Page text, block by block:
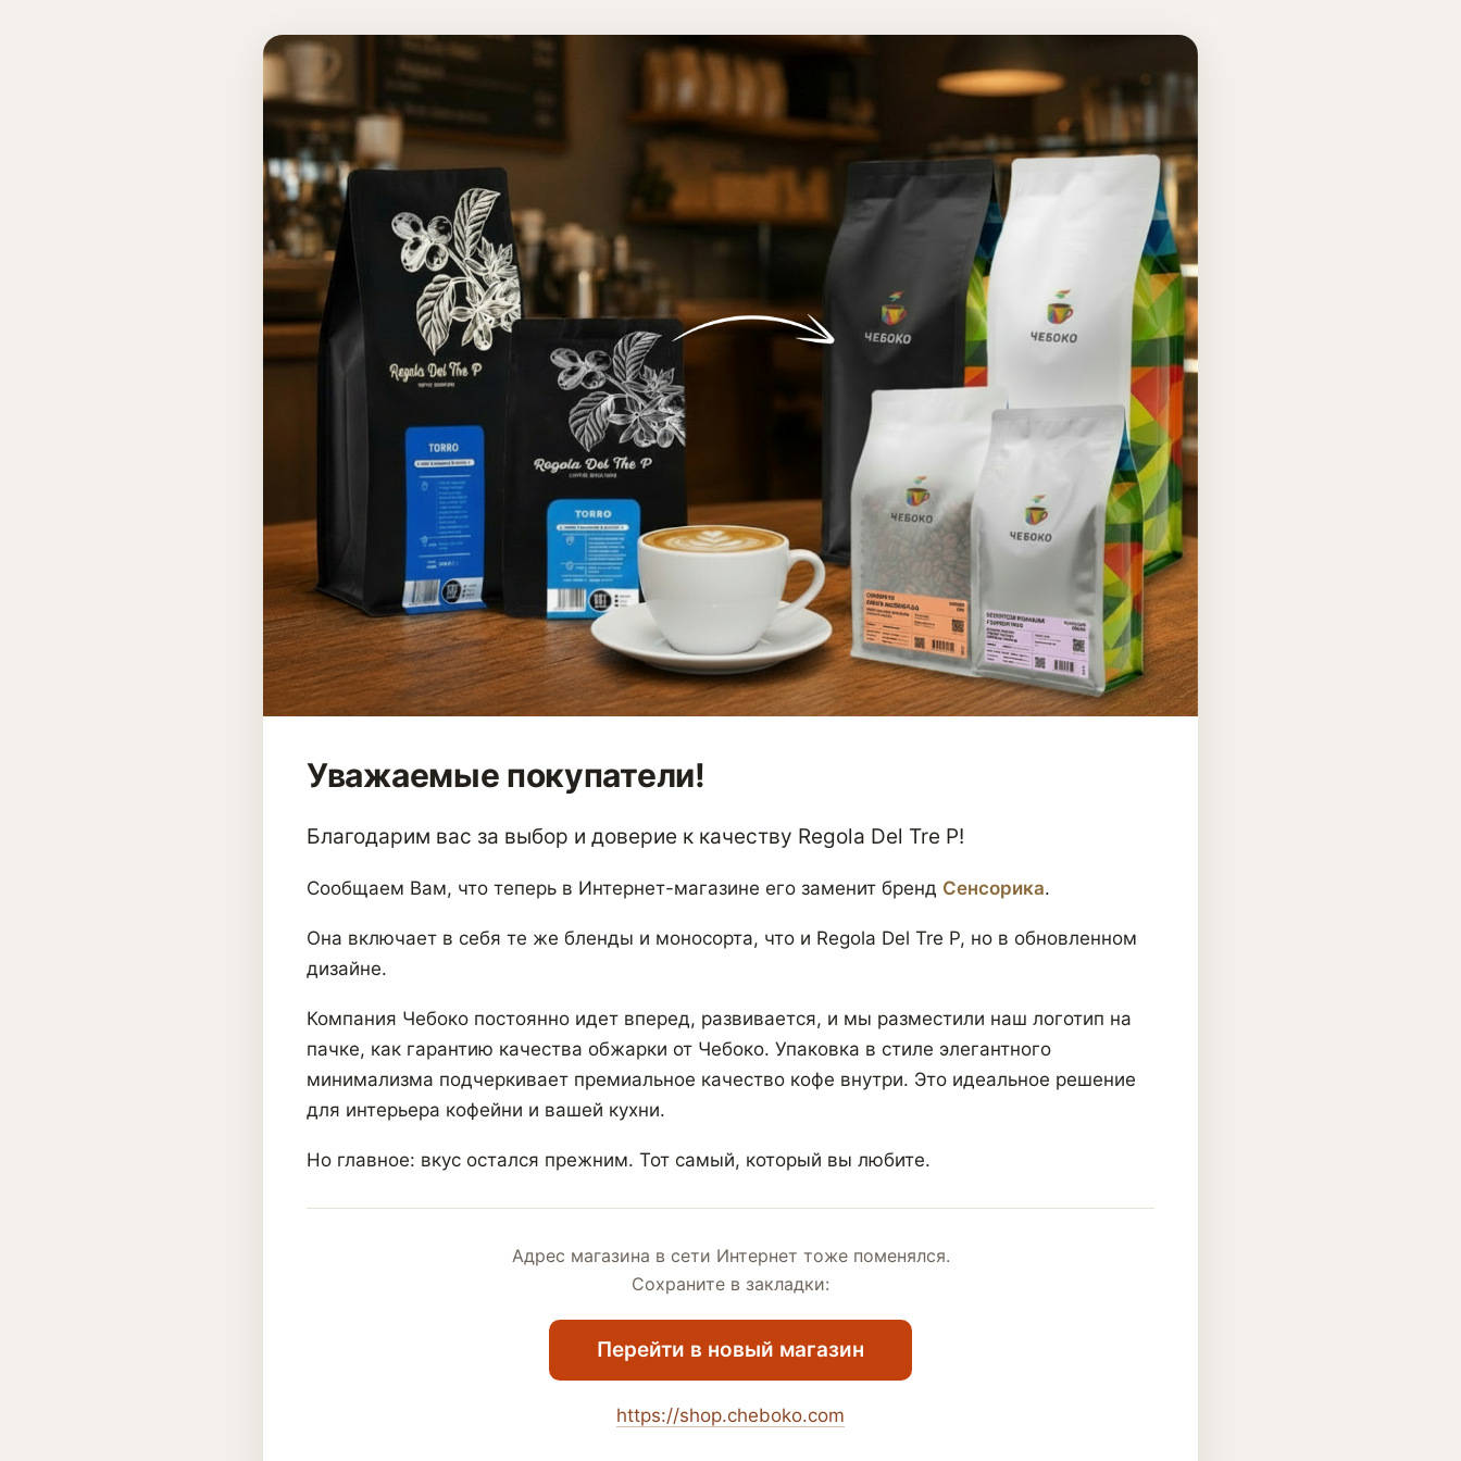
Уважаемые покупатели!
Благодарим вас за выбор и доверие к качеству Regola Del Tre P!
Сообщаем Вам, что теперь в Интернет-магазине его заменит бренд Сенсорика.
Она включает в себя те же бленды и моносорта, что и Regola Del Tre P, но в обновленном
дизайне.
Компания Чебоко постоянно идет вперед, развивается, и мы разместили наш логотип на
пачке, как гарантию качества обжарки от Чебоко. Упаковка в стиле элегантного
минимализма подчеркивает премиальное качество кофе внутри. Это идеальное решение
для интерьера кофейни и вашей кухни.
Но главное: вкус остался прежним. Тот самый, который вы любите.
Адрес магазина в сети Интернет тоже поменялся.
Сохраните в закладки:
Перейти в новый магазин
https://shop.cheboko.com